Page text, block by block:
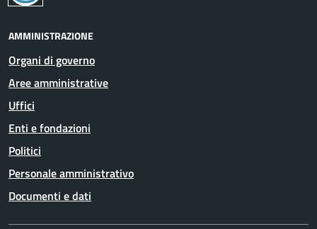
AMMINISTRAZIONE
Organi di governo
Aree amministrative
Uffici
Enti e fondazioni
Politici
Personale amministrativo
Documenti e dati